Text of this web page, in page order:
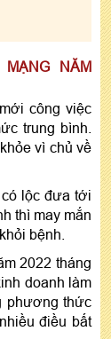
NĂM
công việc
trung bình.
vì chủ về
lộc đưa tới
thì may mắn
bệnh.
2022 tháng
doanh làm
phương thức
điều bất